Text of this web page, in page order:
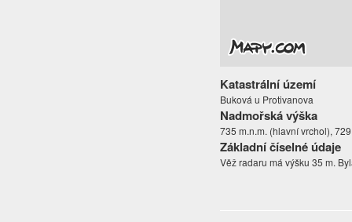
Katastrální území
Buková u Protivanova
Nadmořská výška
735 m.n.m. (hlavní vrchol),
Základní číselné údaje
Věž radaru má výšku 35 m.